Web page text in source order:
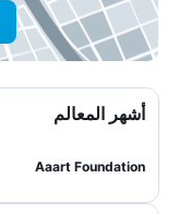
أشهر المعالم
Aaart Foundation